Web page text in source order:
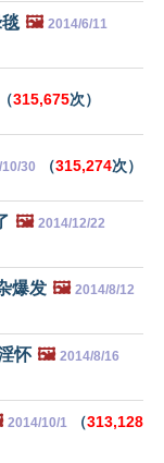
🖼️ 2014/6/11
（315,675次）
30 （315,274次）
🖼️ 2014/12/22
爆发 🖼️ 2014/8/12
怀 🖼️ 2014/8/16
2014/10/1 （313,128